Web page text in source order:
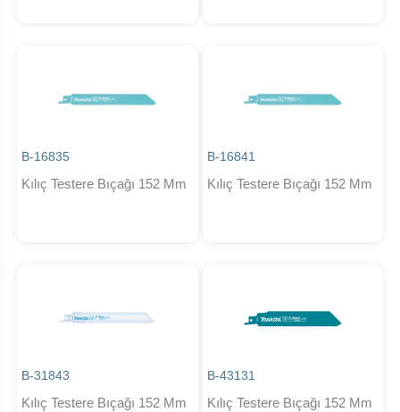
B-16835
Kılıç Testere Bıçağı 152 Mm
B-16841
Kılıç Testere Bıçağı 152 Mm
B-31843
Kılıç Testere Bıçağı 152 Mm
B-43131
Kılıç Testere Bıçağı 152 Mm